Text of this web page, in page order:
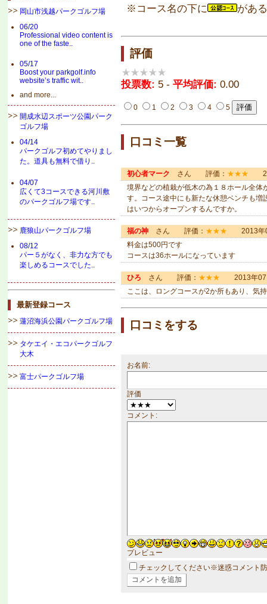
岡山市浅越パークゴルフ場
06/20
Professional video content is
one of the faste..
05/17
Boost your parkgolf.info
website’s traffic wit..
and more...
開成水辺スポーツ公園パーク
ゴルフ場
04/14
パークゴルフ初めてやりまし
た。道具も無料で借り..
04/07
広くて3コースできる河川敷
のパークゴルフ場です..
鹿狼山パークゴルフ場
08/12
パー５がなく、非力な方でも
楽しめるコースでした..
最新登録コース
蓮沼海浜公園パークゴルフ場
タケエイ・エコパークゴルフ
大木
富士パークゴルフ場
※コース名の下に があ
評価
投票数: 5 - 平均評価: 0.00
0 1 2 3 4 5
口コミ一覧
初心者マーク さん 評価： ★★★
境界などの植栽が低木の為１８ホール全
す。コース途中にも新たな休憩ベンチも
はいつからオープンするんですか。
福の神さん 評価： ★★★ 2013年
料金は500円です
コースは36ホールになっています
ひろ さん 評価： ★★★ 2013年07
ここは、ロングコースが2か所もあり、気
口コミをする
お名前:
評価
コメント:
プレビュー
チェックしてください※迷惑コメント